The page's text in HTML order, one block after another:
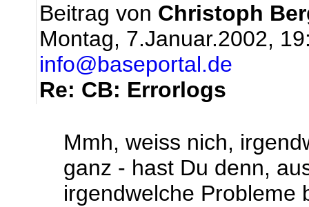
Beitrag von Christoph
Montag, 7.Januar.2002,
info@baseportal.de
Re: CB: Errorlogs
Mmh, weiss nich,
ganz - hast Du denn,
irgendwelche Probleme